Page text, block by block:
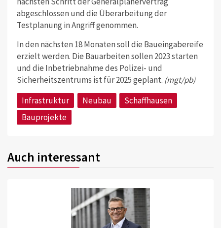
abgeschlossen und die Überarbeitung der
Testplanung in Angriff genommen.
In den nächsten 18 Monaten soll die Baueingabereife
erzielt werden. Die Bauarbeiten sollen 2023 starten
und die Inbetriebnahme des Polizei- und
Sicherheitszentrums ist für 2025 geplant. (mgt/pb)
Infrastruktur
Neubau
Schaffhausen
Bauprojekte
Auch interessant